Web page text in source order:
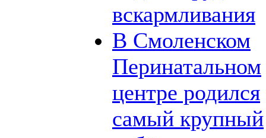
вскармливания
В Смоленском
Перинатальном
центре родился
самый крупный